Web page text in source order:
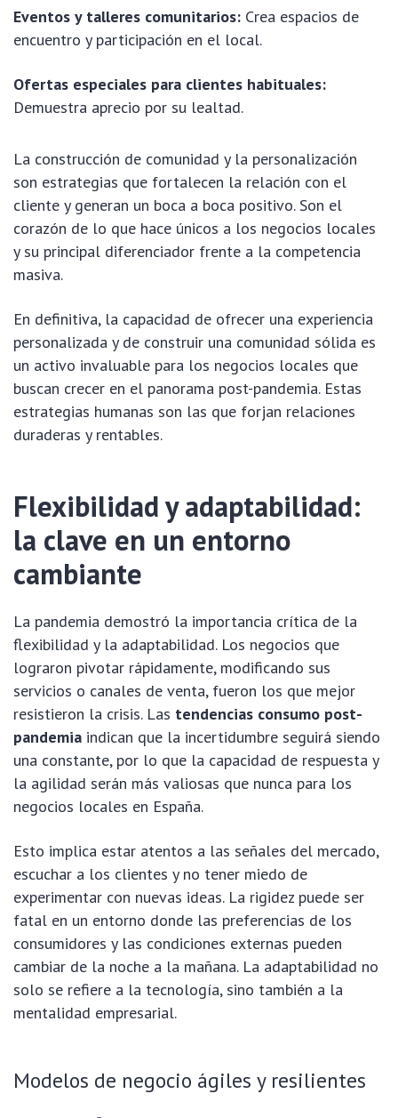
Eventos y talleres comunitarios: Crea espacios de
encuentro y participación en el local.
Ofertas especiales para clientes habituales:
Demuestra aprecio por su lealtad.
La construcción de comunidad y la personalización
son estrategias que fortalecen la relación con el
cliente y generan un boca a boca positivo. Son el
corazón de lo que hace únicos a los negocios locales
y su principal diferenciador frente a la competencia
masiva.
En definitiva, la capacidad de ofrecer una experiencia
personalizada y de construir una comunidad sólida es
un activo invaluable para los negocios locales que
buscan crecer en el panorama post-pandemia. Estas
estrategias humanas son las que forjan relaciones
duraderas y rentables.
Flexibilidad y adaptabilidad:
la clave en un entorno
cambiante
La pandemia demostró la importancia crítica de la
flexibilidad y la adaptabilidad. Los negocios que
lograron pivotar rápidamente, modificando sus
servicios o canales de venta, fueron los que mejor
resistieron la crisis. Las tendencias consumo post-
pandemia indican que la incertidumbre seguirá siendo
una constante, por lo que la capacidad de respuesta y
la agilidad serán más valiosas que nunca para los
negocios locales en España.
Esto implica estar atentos a las señales del mercado,
escuchar a los clientes y no tener miedo de
experimentar con nuevas ideas. La rigidez puede ser
fatal en un entorno donde las preferencias de los
consumidores y las condiciones externas pueden
cambiar de la noche a la mañana. La adaptabilidad no
solo se refiere a la tecnología, sino también a la
mentalidad empresarial.
Modelos de negocio ágiles y resilientes